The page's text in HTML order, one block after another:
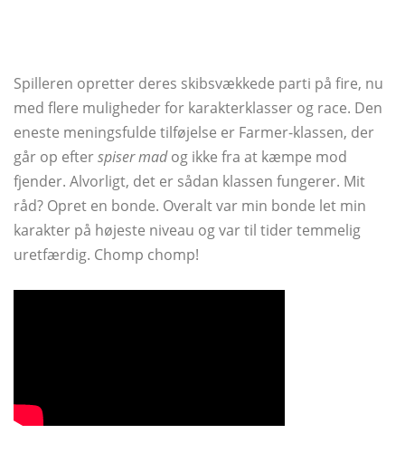
Spilleren opretter deres skibsvækkede parti på fire, nu
med flere muligheder for karakterklasser og race. Den
eneste meningsfulde tilføjelse er Farmer-klassen, der
går op efterspiser madog ikke fra at kæmpe mod
fjender. Alvorligt, det er sådan klassen fungerer. Mit
råd? Opret en bonde. Overalt var min bonde let min
karakter på højeste niveau og var til tider temmelig
uretfærdig. Chomp chomp!